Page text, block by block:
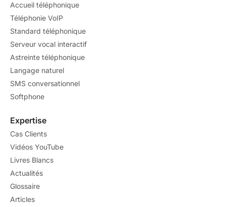
Accueil téléphonique
Téléphonie VoIP
Standard téléphonique
Serveur vocal interactif
Astreinte téléphonique
Langage naturel
SMS conversationnel
Softphone
Expertise
Cas Clients
Vidéos YouTube
Livres Blancs
Actualités
Glossaire
Articles